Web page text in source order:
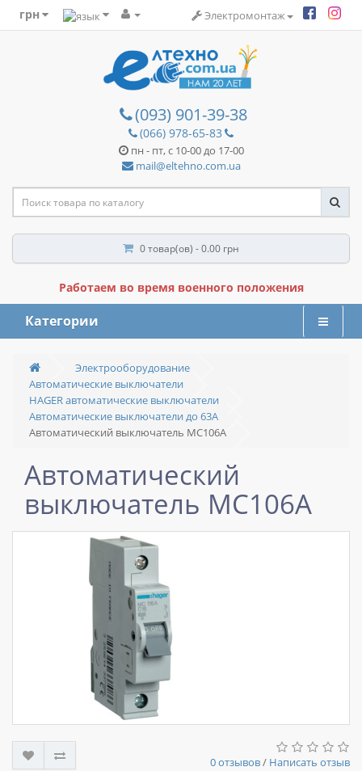
грн Электромонтаж
(093) 901-39-38
(066) 978-65-83
пн - пт, с 10-00 до 17-00
mail@eltehno.com.ua
0 товар(ов) - 0.00 грн
Работаем во время военного положения
Категории
Электрооборудование
Автоматические выключатели
HAGER автоматические выключатели
Автоматические выключатели до 63А
Автоматический выключатель MС106A
Автоматический
выключатель MС106A
0 отзывов/ Написать отзыв